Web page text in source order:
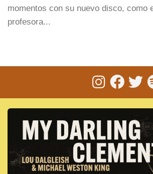
momentos con su nuevo disco, como
profesora...